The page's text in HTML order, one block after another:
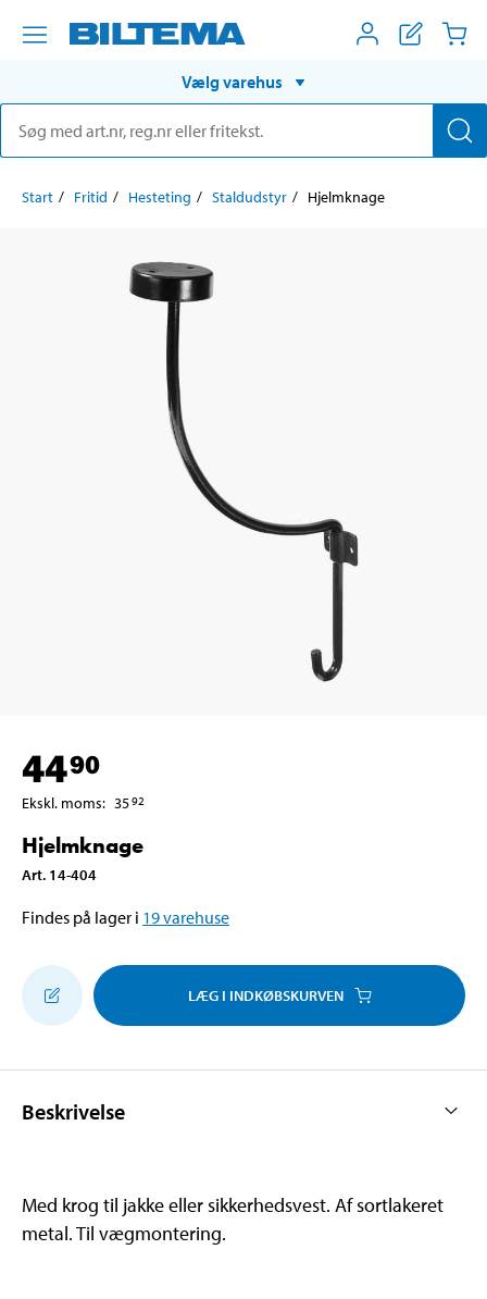
Vælg varehus
Start Fritid Hesteting Staldudstyr Hjelmknage
4490
Ekskl. moms: 3592
Hjelmknage
Art. 14-404
Findes på lager i 19varehuse
LÆG I INDKØBSKURVEN
Beskrivelse
Med krog til jakke eller sikkerhedsvest. Af sortlakeret
metal. Til vægmontering.